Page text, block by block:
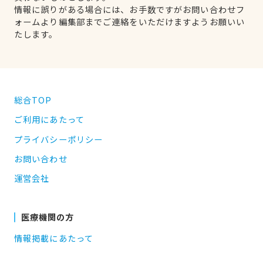
情報に誤りがある場合には、お手数ですがお問い合わせフ
ォームより編集部までご連絡をいただけますようお願いい
たします。
総合TOP
ご利用にあたって
プライバシーポリシー
お問い合わせ
運営会社
医療機関の方
情報掲載にあたって